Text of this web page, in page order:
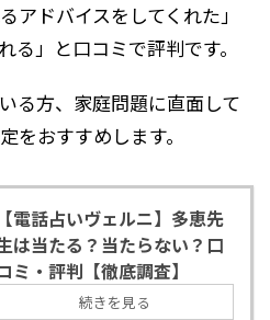
アドバイスをしてくれた」
る」と口コミで評判です。
る方、家庭問題に直面して
をおすすめします。
【電話占いヴェルニ】多恵先
は当たる？当たらない？口
ミ・評判【徹底調査】
続きを見る